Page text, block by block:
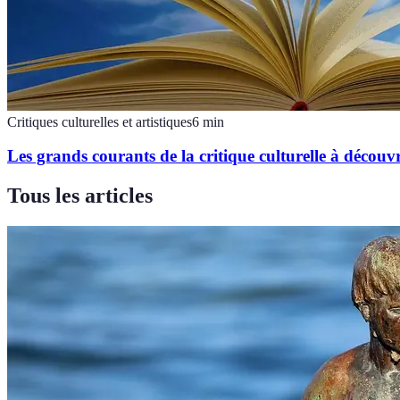
Critiques culturelles et artistiques6 min
Les grands courants de la critique culturelle à
Tous les articles